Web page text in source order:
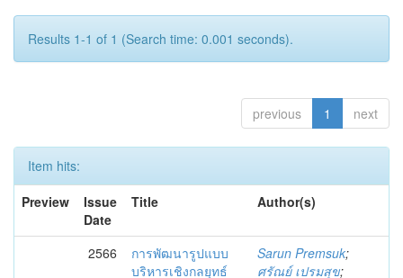
Results 1-1 of 1 (Search time: 0.001 seconds).
previous 1 next
Item hits:
Preview
Issue
Date
Title Author(s)
2566
การพัฒนารูปแบบ
บริหารเชิงกลยุทธ์
Sarun Premsuk;
ศรัณย์ เปรมสุข;